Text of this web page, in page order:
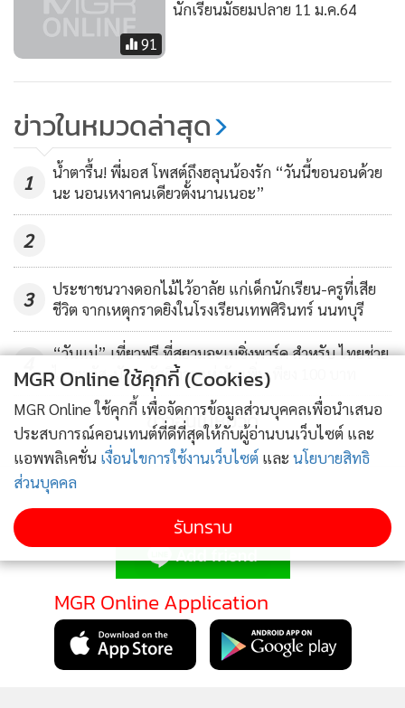
91
นักเรียนมัธยมปลาย 11 ม.ค.64
ข่าวในหมวดล่าสุด
1
น้ำตารื้น! พี่มอส โพสต์ถึงฮลุนน้องรัก “วันนี้ขอนอนด้วย
นะ นอนเหงาคนเดียวตั้งนานเนอะ”
2
3
ประชาชนวางดอกไม้ไว้อาลัย แก่เด็กนักเรียน-ครูที่เสีย
ชีวิต จากเหตุกราดยิงในโรงเรียนเทพศิรินทร์ นนทบุรี
4
“วันแม่” เที่ยวฟรี ที่สยามอะเมซิ่งพาร์ค สำหรับ ไทยช่วย
ไทยพลัส-บัตรสวัสดิการแห่งรัฐ เพิ่มเพียง 100 บาท
ข่าวอื่นในหมวด
ติดตามข่าวสารผ่านทาง LINE
MGR Online Application
MGR Online ใช้คุกกี้ (Cookies)
MGR Online ใช้คุกกี้ เพื่อจัดการข้อมูลส่วนบุคคลเพื่อนำเสนอ
ประสบการณ์คอนเทนต์ที่ดีที่สุดให้กับผู้อ่านบนเว็บไซต์ และ
แอพพลิเคชั่น เงื่อนไขการใช้งานเว็บไซต์ และ นโยบายสิทธิ
ส่วนบุคคล
รับทราบ